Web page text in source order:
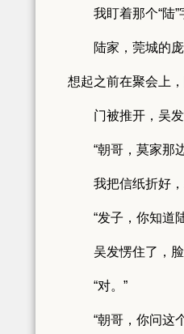
我盯着那个“陆”
陆家，莞城的
想起之前在聚会上
门被推开，吴发
“朝哥，莫家那
我把信纸折好
“发子，你知道
吴发愣住了，
“对。”
“朝哥，你问这